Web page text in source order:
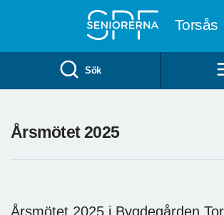
Torsås
Sök
Årsmötet 2025
Årsmötet 2025 i Bygdegården